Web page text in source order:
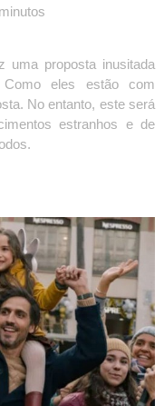
uma proposta inusitada
eles estão com
No entanto, este será
estranhos e de